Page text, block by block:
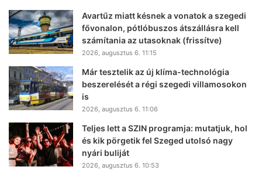
Avartűz miatt késnek a vonatok a szegedi
fővonalon, pótlóbuszos átszállásra kell
számítania az utasoknak (frissítve)
2026, augusztus 6. 11:15
Már tesztelik az új klíma-technológia
beszerelését a régi szegedi villamosokon
is
2026, augusztus 6. 11:06
Teljes lett a SZIN programja: mutatjuk, hol
és kik pörgetik fel Szeged utolsó nagy
nyári buliját
2026, augusztus 6. 10:53